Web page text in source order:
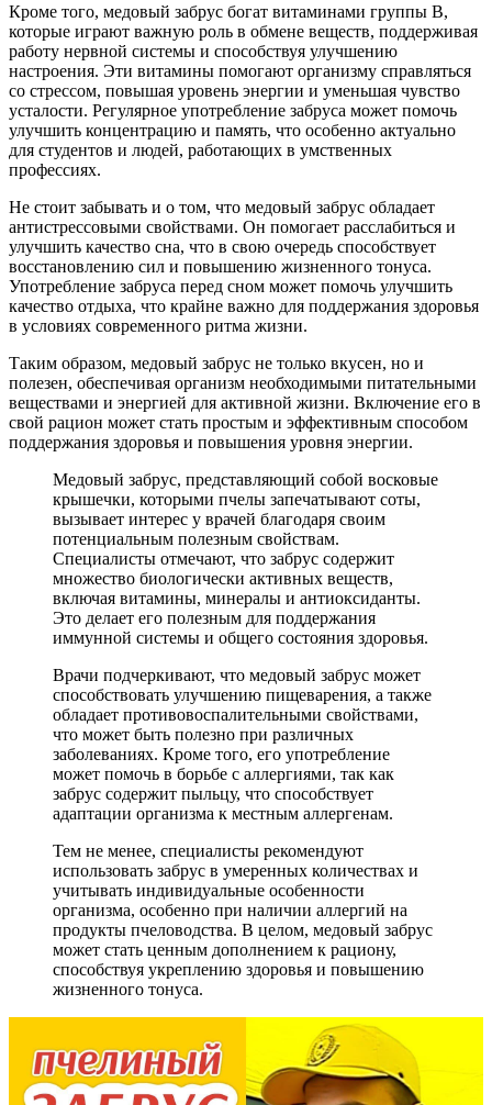
Кроме того, медовый забрус богат витаминами группы B,
которые играют важную роль в обмене веществ, поддерживая
работу нервной системы и способствуя улучшению
настроения. Эти витамины помогают организму справляться
со стрессом, повышая уровень энергии и уменьшая чувство
усталости. Регулярное употребление забруса может помочь
улучшить концентрацию и память, что особенно актуально
для студентов и людей, работающих в умственных
профессиях.
Не стоит забывать и о том, что медовый забрус обладает
антистрессовыми свойствами. Он помогает расслабиться и
улучшить качество сна, что в свою очередь способствует
восстановлению сил и повышению жизненного тонуса.
Употребление забруса перед сном может помочь улучшить
качество отдыха, что крайне важно для поддержания здоровья
в условиях современного ритма жизни.
Таким образом, медовый забрус не только вкусен, но и
полезен, обеспечивая организм необходимыми питательными
веществами и энергией для активной жизни. Включение его в
свой рацион может стать простым и эффективным способом
поддержания здоровья и повышения уровня энергии.
Медовый забрус, представляющий собой восковые
крышечки, которыми пчелы запечатывают соты,
вызывает интерес у врачей благодаря своим
потенциальным полезным свойствам.
Специалисты отмечают, что забрус содержит
множество биологически активных веществ,
включая витамины, минералы и антиоксиданты.
Это делает его полезным для поддержания
иммунной системы и общего состояния здоровья.
Врачи подчеркивают, что медовый забрус может
способствовать улучшению пищеварения, а также
обладает противовоспалительными свойствами,
что может быть полезно при различных
заболеваниях. Кроме того, его употребление
может помочь в борьбе с аллергиями, так как
забрус содержит пыльцу, что способствует
адаптации организма к местным аллергенам.
Тем не менее, специалисты рекомендуют
использовать забрус в умеренных количествах и
учитывать индивидуальные особенности
организма, особенно при наличии аллергий на
продукты пчеловодства. В целом, медовый забрус
может стать ценным дополнением к рациону,
способствуя укреплению здоровья и повышению
жизненного тонуса.